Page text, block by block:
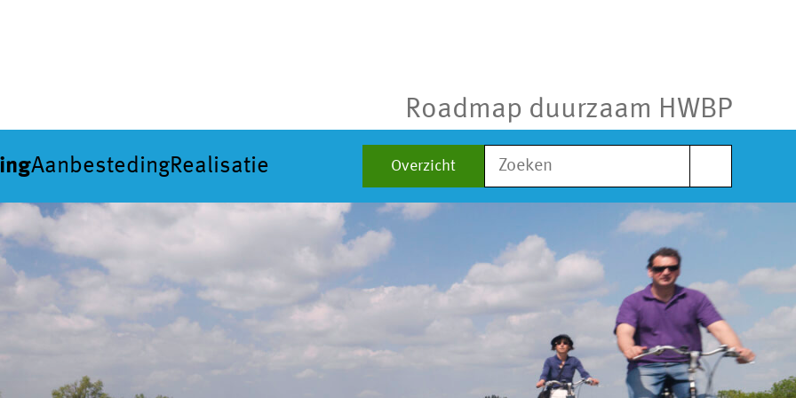
Roadmap duurzaam HWBP
AanbestedingRealisatie Overzicht
Zoek